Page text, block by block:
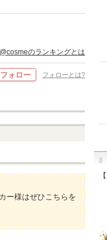
@cosmeのランキングとは
フォロー フォローとは?
ー様はぜひこちらを
【